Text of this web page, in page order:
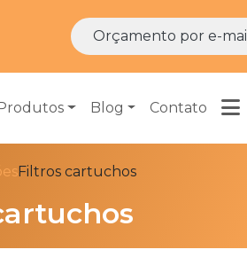
Orçamento por e-mail
Produtos Blog Contato
Filtros cartuchos